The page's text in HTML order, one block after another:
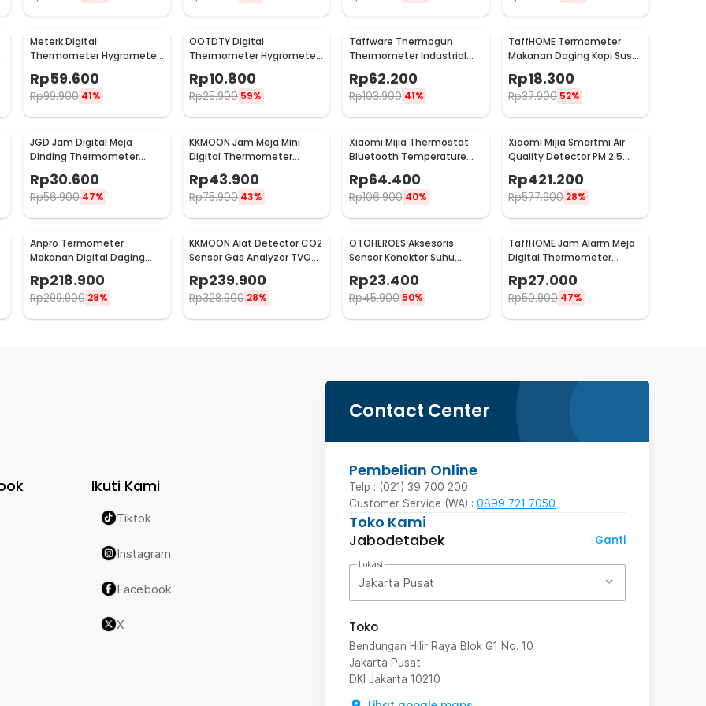
Meterk Digital
Thermometer Hygrometer
Min Max Value - CJ-3305F
Rp59.600
Rp99.900 41%
OOTDTY Digital
Thermometer Hygrometer
Humidity Built-In Probe -
SD583
Rp10.800
Rp25.900 59%
Taffware Thermogun
Thermometer Industrial
Laser Infrared NonContact
- CX6000
Rp62.200
Rp103.900 41%
TaffHOME Termometer
Makanan Daging Kopi Susu
Analog Single Probe -
D9144
Rp18.300
Rp37.900 52%
JGD Jam Digital Meja
Dinding Thermometer
Hygrometer Sensor - ZL20
Rp30.600
Rp56.900 47%
KKMOON Jam Meja Mini
Digital Thermometer
Hygrometer Weather
Station - CX220
Rp43.900
Rp75.900 43%
Xiaomi Mijia Thermostat
Bluetooth Temperature
Humidity Thermometer 2 -
LYWSD03MMC
Rp64.400
Rp106.900 40%
Xiaomi Mijia Smartmi Air
Quality Detector PM 2.5
Rp421.200
Rp577.900 28%
Anpro Termometer
Makanan Digital Daging
Kopi Susu Wireless 2 Probe
- KN6008-2
Rp218.900
Rp299.900 28%
KKMOON Alat Detector CO2
Sensor Gas Analyzer TVOC
HCHO AQI - JSM-131 SC
Rp239.900
Rp328.900 28%
OTOHEROES Aksesoris
Sensor Konektor Suhu
Selang Radiator Mesin
Motor 18mm
Rp23.400
Rp45.900 50%
TaffHOME Jam Alarm Meja
Digital Thermometer
Station - 2158
Rp27.000
Rp50.900 47%
Contact Center
Pembelian Online
Telp : (021) 39 700 200
Customer Service (WA) : 0899 721 7050
Toko Kami
Jabodetabek
Ganti
Lokasi
Jakarta Pusat
Toko
Bendungan Hilir Raya Blok G1 No. 10
Jakarta Pusat
DKI Jakarta 10210
Ikuti Kami
Tiktok
Instagram
Facebook
X